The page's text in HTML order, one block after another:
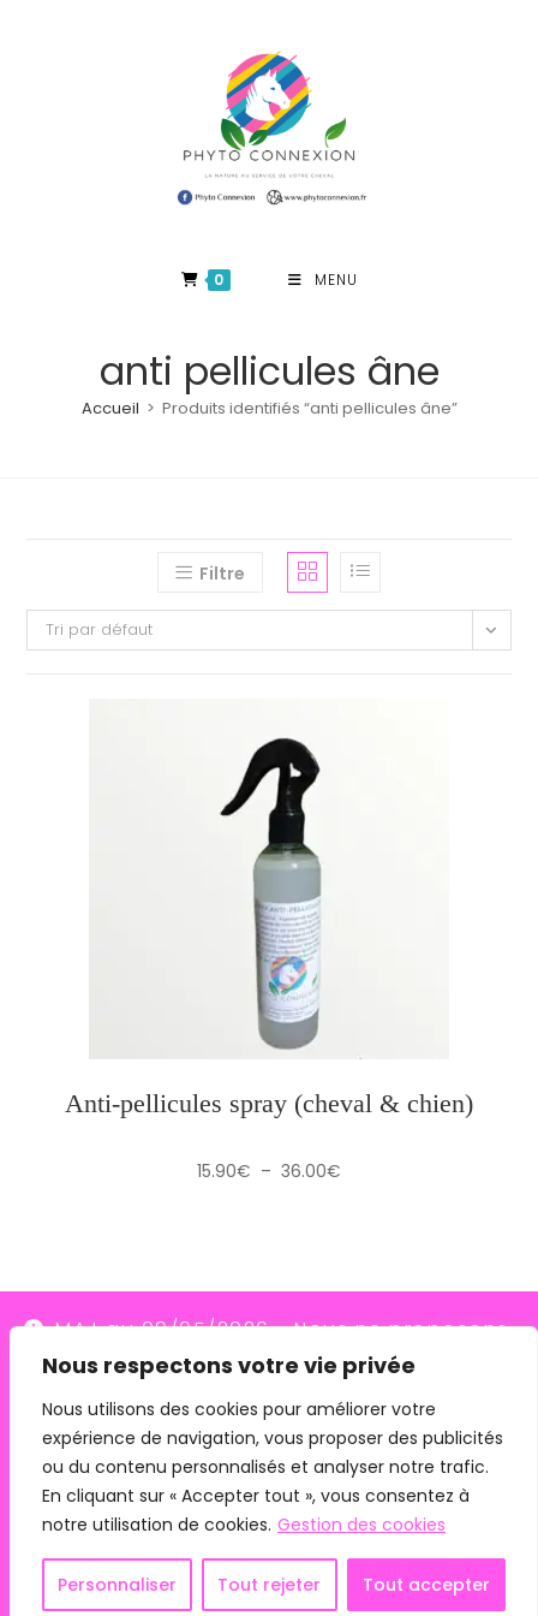
Nous respectons votre vie privée
Nous utilisons des cookies pour améliorer votre
expérience de navigation, vous proposer des publicités
ou du contenu personnalisés et analyser notre trafic.
En cliquant sur « Accepter tout », vous consentez à
notre utilisation de cookies. Gestion des cookies
Personnaliser Tout rejeter Tout accepter
MAJ au 09/05/2026 - Nous ne proposons
plus le transporteur Relais Colis (placés en
redressement judiciaire le 10/03/26, ils
n'assurent plus les livraisons depuis le
07/05/26). Pour les commandes avec
remise en main propre, merci de me
contacter directement.
Ignorer
0 MENU
anti pellicules âne
Accueil > Produits identifiés “anti pellicules âne”
Filtre
Tri par défaut
Anti-pellicules spray (cheval & chien)
15.90€ – 36.00€
Copyright 2024 - Phyto Connexion